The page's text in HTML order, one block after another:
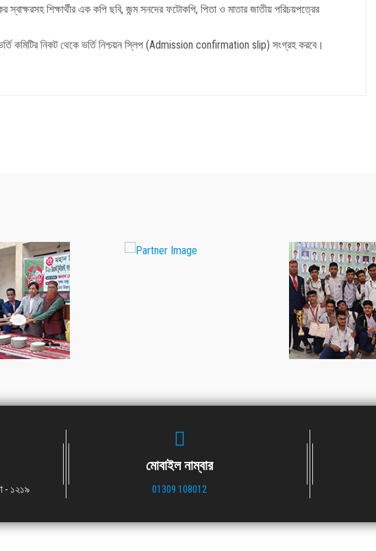
স্বাক্ষরসহ শিক্ষার্থীর এক কপি ছবি, জন্ম সনদের ফটোকপি, পিতা ও মাতার জাতীয় পরিচয়পত্রের
কমিটির নিকট থেকে ভর্তি নিশ্চয়ন স্লিপ (Admission confirmation slip) সংগ্রহ করবে।
- ১২১৯
মোবাইল নাম্বার
01309 108012